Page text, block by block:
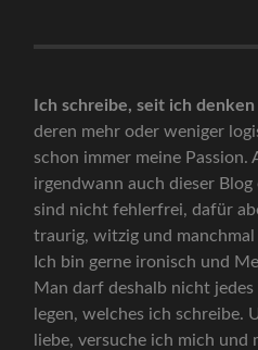
Ich schreibe, seit ich denken
deren mehr oder weniger
schon immer meine Passion.
irgendwann auch dieser
sind nicht fehlerfrei, dafür
traurig, witzig und manchmal
Ich bin gerne ironisch und
Man darf deshalb nicht
legen, welches ich schreibe.
liebe, versuche ich mich und